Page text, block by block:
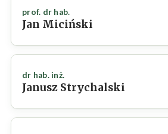
prof. dr hab.
Jan Miciński
ORCID
0000-0003-3167-5476
dr hab. inż.
Janusz Strychalski